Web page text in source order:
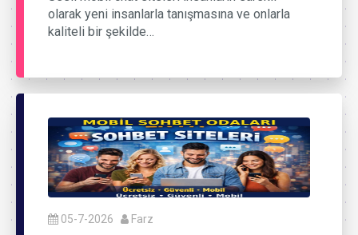
olarak yeni insanlarla tanışmasına ve onlarla
kaliteli bir şekilde…
05-7-2026 Farz